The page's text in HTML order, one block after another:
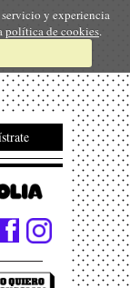
y experiencia
política de cookies.